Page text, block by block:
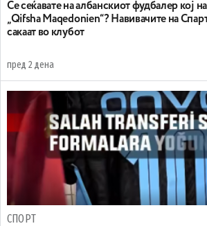
Се сеќавате на албанскиот фудбалер кој
„Qifsha Maqedonien“? Навивачите на
сакаат во клубот
пред 2 дена
СПОРТ